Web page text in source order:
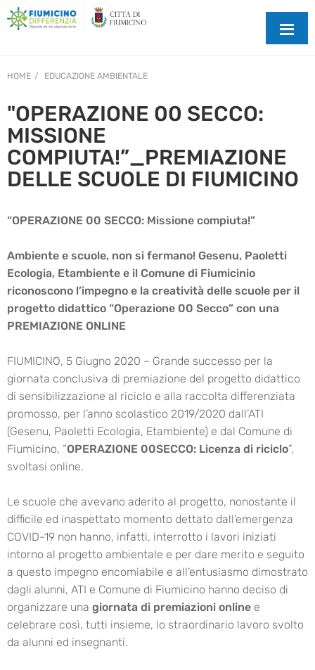
HOME EDUCAZIONE AMBIENTALE
"OPERAZIONE 00 SECCO:
MISSIONE
COMPIUTA!”_PREMIAZIONE
DELLE SCUOLE DI FIUMICINO
“OPERAZIONE 00 SECCO: Missione compiuta!”
Ambiente e scuole, non si fermano! Gesenu, Paoletti
Ecologia, Etambiente e il Comune di Fiumicinio
riconoscono l’impegno e la creatività delle scuole per il
progetto didattico “Operazione 00 Secco” con una
PREMIAZIONE ONLINE
FIUMICINO, 5 Giugno 2020 – Grande successo per la
giornata conclusiva di premiazione del progetto didattico
di sensibilizzazione al riciclo e alla raccolta differenziata
promosso, per l’anno scolastico 2019/2020 dall’ATI
(Gesenu, Paoletti Ecologia, Etambiente) e dal Comune di
Fiumicino, “OPERAZIONE 00SECCO: Licenza di riciclo”,
svoltasi online.
Le scuole che avevano aderito al progetto, nonostante il
difficile ed inaspettato momento dettato dall’emergenza
COVID-19 non hanno, infatti, interrotto i lavori iniziati
intorno al progetto ambientale e per dare merito e seguito
a questo impegno encomiabile e all’entusiasmo dimostrato
dagli alunni, ATI e Comune di Fiumicino hanno deciso di
organizzare una giornata di premiazioni online e
celebrare così, tutti insieme, lo straordinario lavoro svolto
da alunni ed insegnanti.